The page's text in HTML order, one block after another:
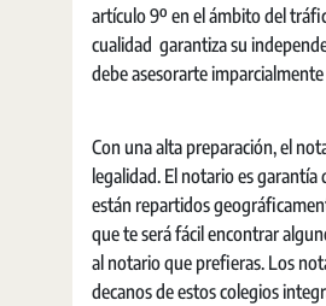
artículo 9º en el ámbito del
cualidad garantiza su
debe asesorarte
Con una alta preparación, el
legalidad. El notario es
están repartidos
que te será fácil encontrar
al notario que prefieras. Los
decanos de estos colegios